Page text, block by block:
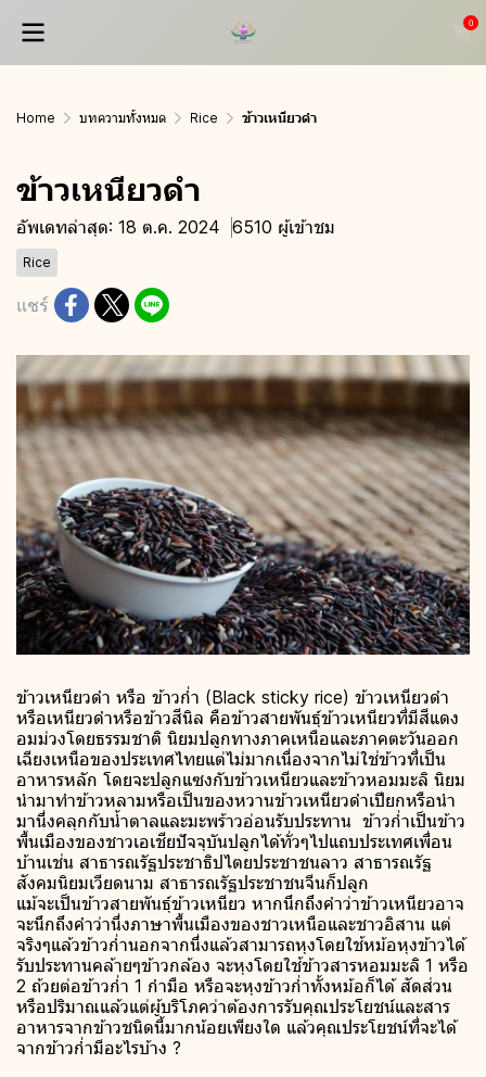
0
Home บทความทั้งหมด Rice ข้าวเหนียวดำ
ข้าวเหนียวดำ
อัพเดทล่าสุด: 18 ต.ค. 2024 6510 ผู้เข้าชม
Rice
แชร์
ข้าวเหนียวดำ หรือ ข้าวก่ำ (Black sticky rice) ข้าวเหนียวดำ
หรือเหนียวดำหรือข้าวสีนิล คือข้าวสายพันธ์ุข้าวเหนียวที่มีสีแดง
อมม่วงโดยธรรมชาติ นิยมปลูกทางภาคเหนือและภาคตะวันออก
เฉียงเหนือของประเทศไทยแต่ไม่มากเนื่องจากไม่ใช่ข้าวที่เป็น
อาหารหลัก โดยจะปลูกแซงกับข้าวเหนียวและข้าวหอมมะลิ นิยม
นำมาทำข้าวหลามหรือเป็นของหวานข้าวเหนียวดำเปียกหรือนำ
มานึ่งคลุกกับน้ำตาลและมะพร้าวอ่อนรับประทาน ข้าวก่ำเป็นข้าว
พื้นเมืองของชาวเอเชียปัจจุบันปลูกได้ทั่วๆไปแถบประเทศเพื่อน
บ้านเช่น สาธารณรัฐประชาธิปไตยประชาชนลาว สาธารณรัฐ
สังคมนิยมเวียดนาม สาธารณรัฐประชาชนจีนก็ปลูก
แม้จะเป็นข้าวสายพันธ์ุข้าวเหนียว หากนึกถึงคำว่าข้าวเหนียวอาจ
จะนึกถึงคำว่านึ่งภาษาพื้นเมืองของชาวเหนือและชาวอิสาน แต่
จริงๆแล้วข้าวก่ำนอกจากนึ่งแล้วสามารถหุงโดยใช้หม้อหุงข้าวได้
รับประทานคล้ายๆข้าวกล้อง จะหุงโดยใช้ข้าวสารหอมมะลิ 1 หรือ
2 ถ้วยต่อข้าวก่ำ 1 กำมือ หรือจะหุงข้าวก่ำทั้งหม้อก็ได้ สัดส่วน
หรือปริมาณแล้วแต่ผู้บริโภคว่าต้องการรับคุณประโยชน์และสาร
อาหารจากข้าวชนิดนี้มากน้อยเพียงใด แล้วคุณประโยชน์ที่จะได้
จากข้าวก่ำมีอะไรบ้าง ?